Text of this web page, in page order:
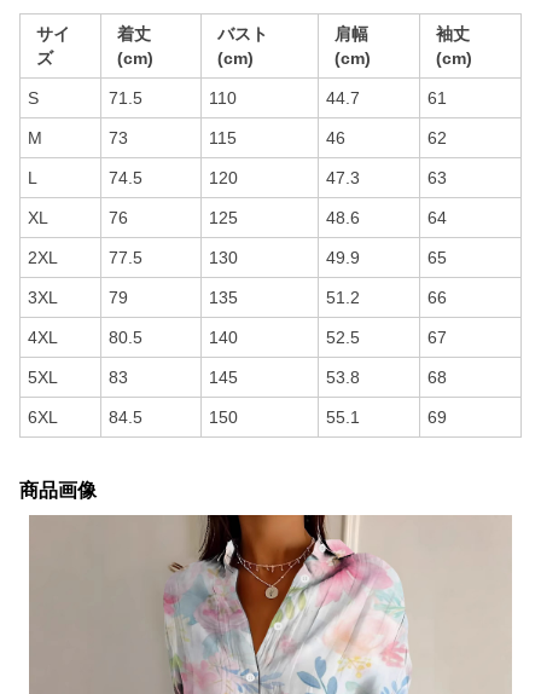
サイ
ズ
着丈
(cm)
バスト
(cm)
肩幅
(cm)
袖丈
(cm)
S 71.5 110 44.7 61
M 73 115 46 62
L 74.5 120 47.3 63
XL 76 125 48.6 64
2XL 77.5 130 49.9 65
3XL 79 135 51.2 66
4XL 80.5 140 52.5 67
5XL 83 145 53.8 68
6XL 84.5 150 55.1 69
商品画像